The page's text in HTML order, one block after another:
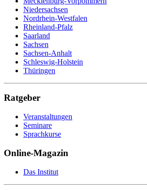
Niedersachsen
Nordrhein-Westfalen
Rheinland-Pfalz
Saarland
Sachsen
Sachsen-Anhalt
Schleswig-Holstein
Thüringen
Ratgeber
Veranstaltungen
Seminare
Sprachkurse
Online-Magazin
Das Institut